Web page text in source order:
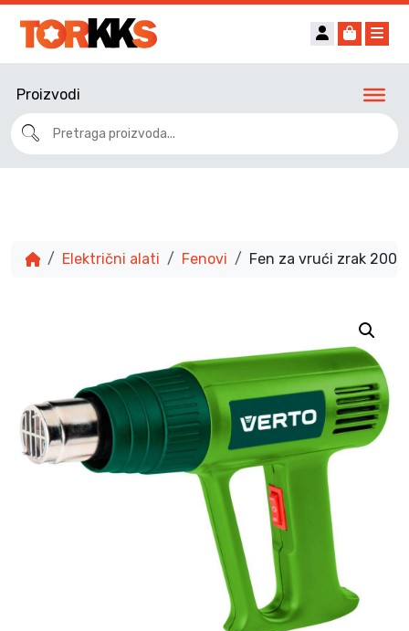
Account
Cart
Proizvodi
Električni alati Fenovi Fen za vrući zrak